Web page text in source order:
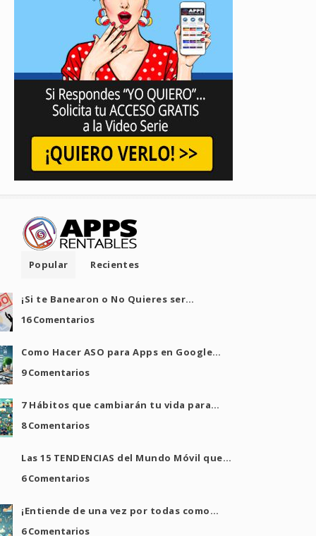
Popular Recientes
¡Si te Banearon o No Quieres ser…
16 Comentarios
Como Hacer ASO para Apps en Google…
9 Comentarios
7 Hábitos que cambiarán tu vida para…
8 Comentarios
Las 15 TENDENCIAS del Mundo Móvil que…
6 Comentarios
¡Entiende de una vez por todas como…
6 Comentarios